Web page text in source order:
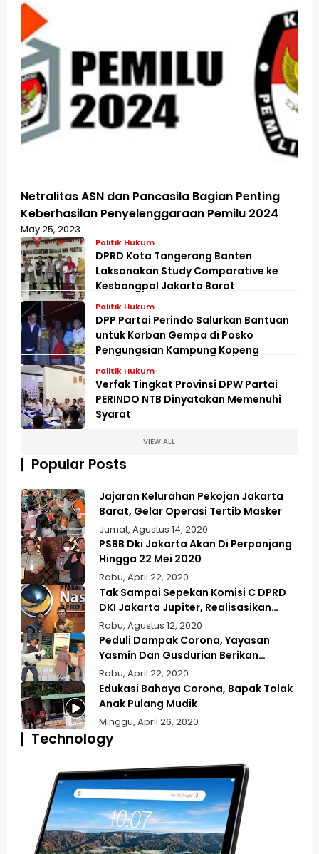
Netralitas ASN dan Pancasila Bagian Penting
Keberhasilan Penyelenggaraan Pemilu 2024
May 25, 2023
Politik Hukum
DPRD Kota Tangerang Banten
Laksanakan Study Comparative ke
Kesbangpol Jakarta Barat
Politik Hukum
DPP Partai Perindo Salurkan Bantuan
untuk Korban Gempa di Posko
Pengungsian Kampung Kopeng
Politik Hukum
Verfak Tingkat Provinsi DPW Partai
PERINDO NTB Dinyatakan Memenuhi
Syarat
VIEW ALL
Popular Posts
Jajaran Kelurahan Pekojan Jakarta
Barat, Gelar Operasi Tertib Masker
Jumat, Agustus 14, 2020
PSBB Dki Jakarta Akan Di Perpanjang
Hingga 22 Mei 2020
Rabu, April 22, 2020
Tak Sampai Sepekan Komisi C DPRD
DKI Jakarta Jupiter, Realisasikan
Aspirasi Masyarakat Duri Kepa Kebun
Jeruk
Rabu, Agustus 12, 2020
Peduli Dampak Corona, Yayasan
Yasmin Dan Gusdurian Berikan
Bansos Untuk Wilayah Pekojan
Rabu, April 22, 2020
Edukasi Bahaya Corona, Bapak Tolak
Anak Pulang Mudik
Minggu, April 26, 2020
Technology